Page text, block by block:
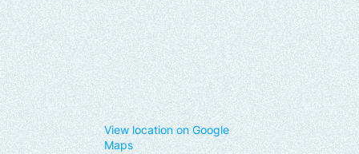
View location on Google
Maps